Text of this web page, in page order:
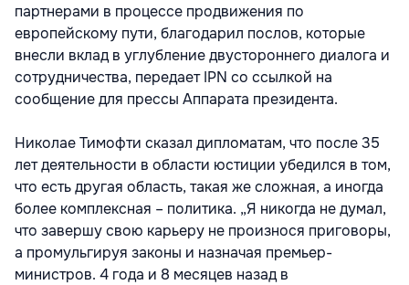
партнерами в процессе продвижения по
европейскому пути, благодарил послов, которые
внесли вклад в углубление двустороннего диалога и
сотрудничества, передает IPN со ссылкой на
сообщение для прессы Аппарата президента.
Николае Тимофти сказал дипломатам, что после 35
лет деятельности в области юстиции убедился в том,
что есть другая область, такая же сложная, а иногда
более комплексная – политика. „Я никогда не думал,
что завершу свою карьеру не произнося приговоры,
а промульгируя законы и назначая премьер-
министров. 4 года и 8 месяцев назад в